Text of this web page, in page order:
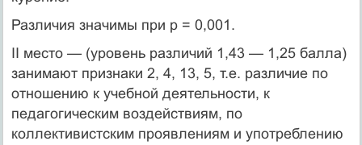
Различия значимы при p = 0,001.
II место — (уровень различий 1,43 — 1,25 балла)
занимают признаки 2, 4, 13, 5, т.е. различие по
отношению к учебной деятельности, к
педагогическим воздействиям, по
коллективистским проявлениям и употреблению